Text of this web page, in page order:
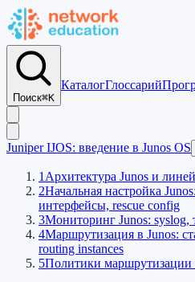
Поиск⌘K
КаталогГлоссарий
Juniper IJOS: введение в Junos OS
1 Архитектура Junos и
2Начальная настройка
интерфейсы, rescue config
3Мониторинг Junos: syslog,
4Маршрутизация в Junos:
routing instances
5Политики маршрутизации